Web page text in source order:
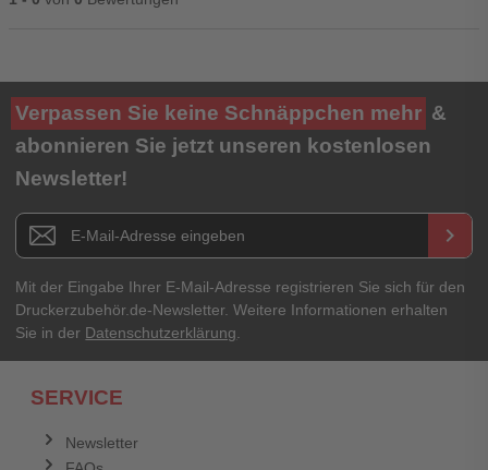
Ihre Bewertung**
★★★★★
Titel**
E-Mail-Adresse
Ihr Passwort
Verpassen Sie keine Schnäppchen mehr &
abonnieren Sie jetzt unseren kostenlosen
Newsletter!
Newsletter E-Mail Adresse keyboard_arrow_right
Mit der Eingabe Ihrer E-Mail-Adresse registrieren Sie sich für den
Druckerzubehör.de-Newsletter. Weitere Informationen erhalten
Sie in der Datenschutzerklärung.
SERVICE
Newsletter